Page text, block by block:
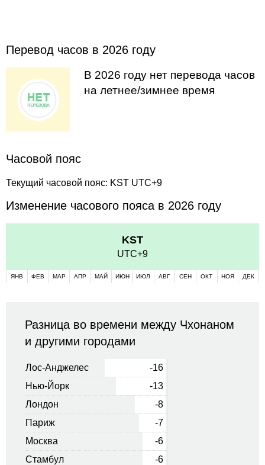
Перевод часов в 2026 году
В 2026 году нет перевода часов
на летнее/зимнее время
Часовой пояс
Текущий часовой пояс: KST UTC+9
Изменение часового пояса в 2026 году
KST
UTC+9
ЯНВ ФЕВ МАР АПР МАЙ ИЮН ИЮЛ АВГ СЕН ОКТ НОЯ ДЕК
Разница во времени между Чхонаном
и другими городами
Лос-Анджелес
-16
Нью-Йорк
-13
Лондон
-8
Париж
-7
Москва
-6
Стамбул
-6